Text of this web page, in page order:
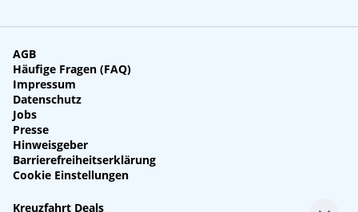
AGB
Häufige Fragen (FAQ)
Impressum
Datenschutz
Jobs
Presse
Hinweisgeber
Barrierefreiheitserklärung
Cookie Einstellungen
Kreuzfahrt Deals